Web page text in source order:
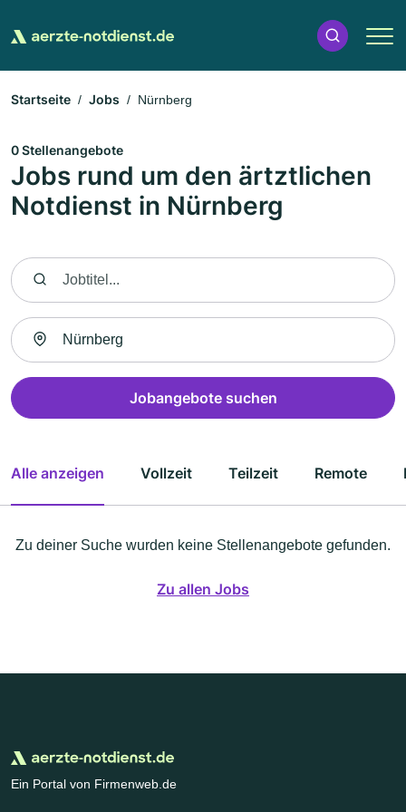
Startseite Jobs Nürnberg
0 Stellenangebote
Jobs rund um den ärtztlichen
Notdienst in Nürnberg
Nach Jobtitel suchen
Suche nach Ort
Jobangebote suchen
Alle anzeigen Vollzeit Teilzeit Remote
Zu deiner Suche wurden keine Stellenangebote gefunden.
Zu allen Jobs
Ein Portal von Firmenweb.de